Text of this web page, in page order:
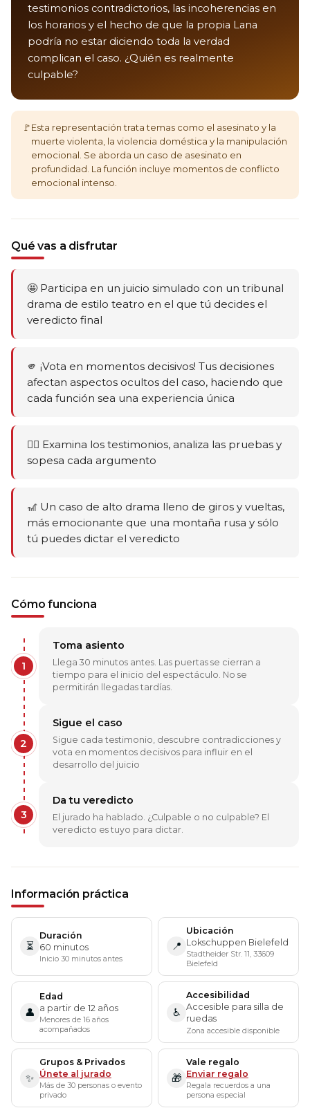
testimonios contradictorios, las incoherencias en
los horarios y el hecho de que la propia Lana
podría no estar diciendo toda la verdad
complican el caso. ¿Quién es realmente
culpable?
🚩Esta representación trata temas como el asesinato y la
muerte violenta, la violencia doméstica y la manipulación
emocional. Se aborda un caso de asesinato en
profundidad. La función incluye momentos de conflicto
emocional intenso.
Qué vas a disfrutar
🤩 Participa en un juicio simulado con un tribunal
drama de estilo teatro en el que tú decides el
veredicto final
🫵 ¡Vota en momentos decisivos! Tus decisiones
afectan aspectos ocultos del caso, haciendo que
cada función sea una experiencia única
🕵️‍♂️ Examina los testimonios, analiza las pruebas y
sopesa cada argumento
🎢 Un caso de alto drama lleno de giros y vueltas,
más emocionante que una montaña rusa y sólo
tú puedes dictar el veredicto
Cómo funciona
1
Toma asiento
Llega 30 minutos antes. Las puertas se cierran a
tiempo para el inicio del espectáculo. No se
permitirán llegadas tardías.
2
Sigue el caso
Sigue cada testimonio, descubre contradicciones y
vota en momentos decisivos para influir en el
desarrollo del juicio
3
Da tu veredicto
El jurado ha hablado. ¿Culpable o no culpable? El
veredicto es tuyo para dictar.
Información práctica
⏳
Duración
60 minutos
Inicio 30 minutos antes
📍
Ubicación
Lokschuppen Bielefeld
Stadtheider Str. 11, 33609
Bielefeld
👤
Edad
a partir de 12 años
Menores de 16 años
acompañados
♿
Accesibilidad
Accesible para silla de
ruedas
Zona accesible disponible
✨
Grupos & Privados
Únete al jurado
Más de 30 personas o evento
privado
🎁
Vale regalo
Enviar regalo
Regala recuerdos a una
persona especial